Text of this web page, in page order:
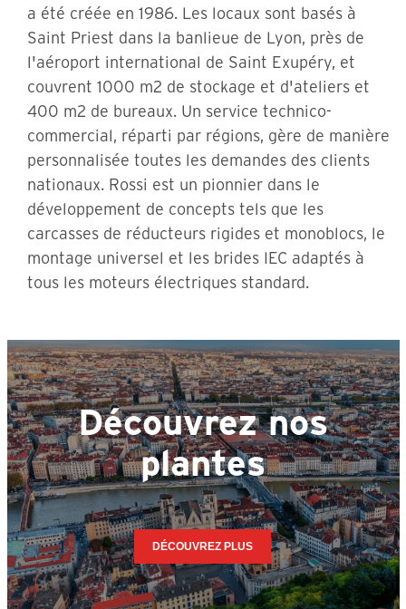
a été créée en 1986. Les locaux sont basés à
Saint Priest dans la banlieue de Lyon, près de
l'aéroport international de Saint Exupéry, et
couvrent 1000 m2 de stockage et d'ateliers et
400 m2 de bureaux. Un service technico-
commercial, réparti par régions, gère de manière
personnalisée toutes les demandes des clients
nationaux. Rossi est un pionnier dans le
développement de concepts tels que les
carcasses de réducteurs rigides et monoblocs, le
montage universel et les brides IEC adaptés à
tous les moteurs électriques standard.
Découvrez nos
plantes
DÉCOUVREZ PLUS